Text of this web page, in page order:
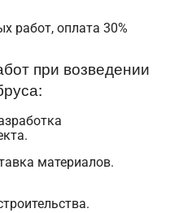
работ, оплата 30%
при возведении
материалов.